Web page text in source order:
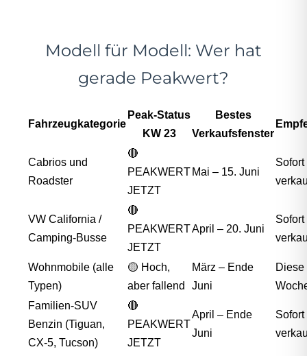
Modell für Modell: Wer hat
gerade Peakwert?
Fahrzeugkategorie
Peak-Status
KW 23
Bestes
Verkaufsfenster
Cabrios und
Roadster
🔴
PEAKWERT
JETZT
Mai – 15. Juni
Sofort
VW California /
Camping-Busse
🔴
PEAKWERT
JETZT
April – 20. Juni
Sofort
Wohnmobile (alle
Typen)
🟡 Hoch,
aber fallend
März – Ende
Juni
Diese
Familien-SUV
Benzin (Tiguan,
CX-5, Tucson)
🔴
PEAKWERT
JETZT
April – Ende
Juni
Sofort